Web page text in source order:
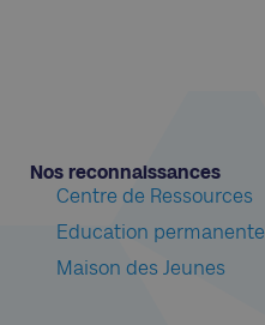
Nos reconnaissances​
Centre de Ressources
Education permanente
Maison des Jeunes